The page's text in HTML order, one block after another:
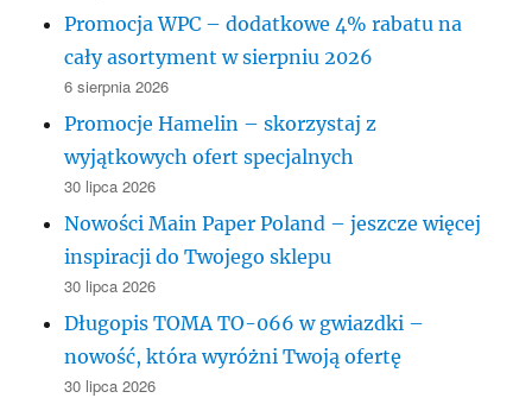
Promocja WPC – dodatkowe 4% rabatu na
cały asortyment w sierpniu 2026
6 sierpnia 2026
Promocje Hamelin – skorzystaj z
wyjątkowych ofert specjalnych
30 lipca 2026
Nowości Main Paper Poland – jeszcze więcej
inspiracji do Twojego sklepu
30 lipca 2026
Długopis TOMA TO-066 w gwiazdki –
nowość, która wyróżni Twoją ofertę
30 lipca 2026